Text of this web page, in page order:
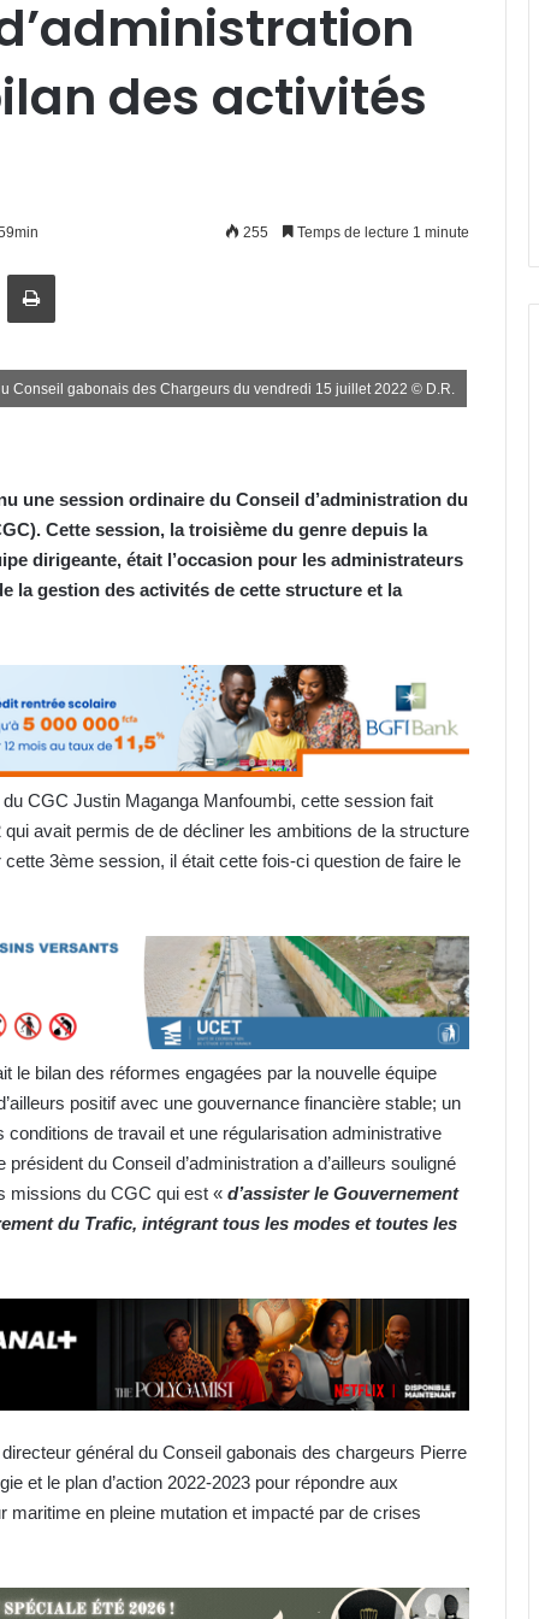
des activités
255 Temps de lecture 1 minute
par email Imprimer
Conseil gabonais des Chargeurs du vendredi 15 juillet 2022 © D.R.
une session ordinaire du Conseil d’administration du
Cette session, la troisième du genre depuis la
dirigeante, était l’occasion pour les administrateurs
la gestion des activités de cette structure et la
CGC Justin Maganga Manfoumbi, cette session fait
avait permis de de décliner les ambitions de la structure
3ème session, il était cette fois-ci question de faire le
le bilan des réformes engagées par la nouvelle équipe
positif avec une gouvernance financière stable; un
de travail et une régularisation administrative
du Conseil d’administration a d’ailleurs souligné
missions du CGC qui est « d’assister le Gouvernement
du Trafic, intégrant tous les modes et toutes les
général du Conseil gabonais des chargeurs Pierre
et le plan d’action 2022-2023 pour répondre aux
maritime en pleine mutation et impacté par de crises
suspend la collecte de la taxe R4
pour préserver le pouvoir d’achat